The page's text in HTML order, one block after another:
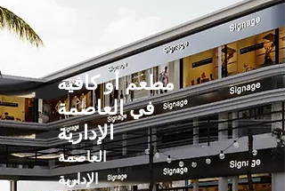
مطعم أو كافيه
في العاصمة
الإدارية
العاصمة
الإدارية